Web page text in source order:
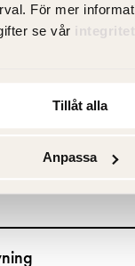
För mer
se vår
Tillåt alla
Anpassa